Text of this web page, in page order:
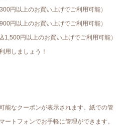
円以上のお買い上げでご利用可能）
円以上のお買い上げでご利用可能）
1,500円以上のお買い上げでご利用可能）
用しましょう！
能なクーポンが表示されます。紙での管
ートフォンでお手軽に管理ができます。